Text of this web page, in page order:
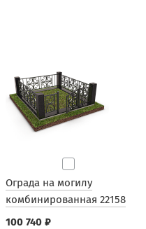
Ограда на могилу
комбинированная 22158
100 740 ₽